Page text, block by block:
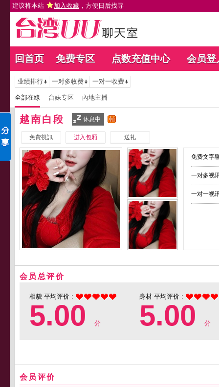
建议将本站 加入收藏 ，方便日后找寻
回首页 免费专区 点数充值中心 会员登
业绩排行 一对多收费 一对一收费
全部在線 台妹专区 內地主播
越南白段 休息中
免費視訊 进入包厢 送礼
免费文字
一对多视
一对一视
会员总评价
相貌 平均评价 :
5.00 分
身材 平均评价 :
5.00 分
会员评价